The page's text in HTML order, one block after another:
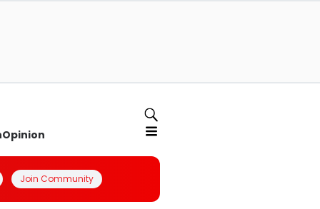
Opinion
Join Community